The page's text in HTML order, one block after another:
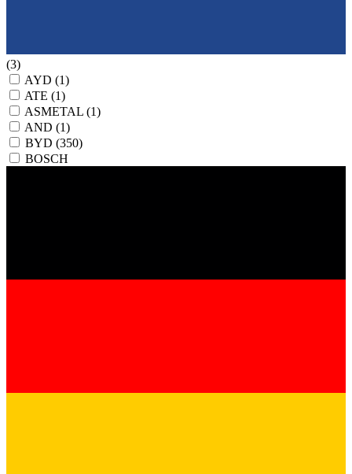
(3)
AYD (1)
ATE (1)
ASMETAL (1)
AND (1)
BYD (350)
BOSCH